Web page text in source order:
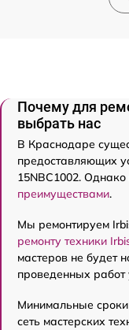
Почему для
выбрать нас
В Краснодаре
предоставляющих
15NBC1002. Однако
преимуществами.
Мы ремонтируем
ремонту техники
мастеров не будет
проведенных работ
Минимальные
сеть мастерских